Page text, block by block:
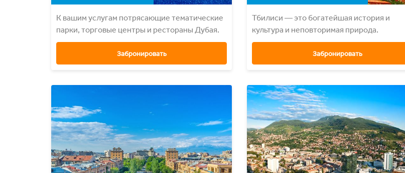
К вашим услугам потрясающие тематические
парки, торговые центры и рестораны Дубая.
Забронировать
Тбилиси ― это богатейшая история и
культура и неповторимая природа.
Забронировать